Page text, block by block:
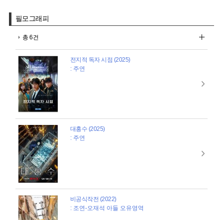
필모그래피
총 6건
전지적 독자 시점 (2025)
: 주연
대홍수 (2025)
: 주연
비공식작전 (2022)
: 조연-오재석 아들 오유영역